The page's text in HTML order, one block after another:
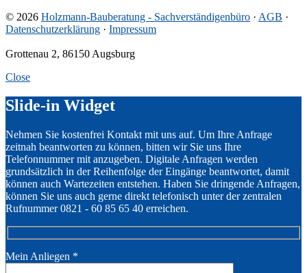
© 2026 Holzmann-Bauberatung - Sachverständigenbüro · AGB ·
Datenschutzerklärung · Impressum
Grottenau 2, 86150 Augsburg
Close
Slide-in Widget
Nehmen Sie kostenfrei Kontakt mit uns auf. Um Ihre Anfrage
zeitnah beantworten zu können, bitten wir Sie uns Ihre
Telefonnummer mit anzugeben. Digitale Anfragen werden
grundsätzlich in der Reihenfolge der Eingänge beantwortet, damit
können auch Wartezeiten entstehen. Haben Sie dringende Anfragen,
können Sie uns auch gerne direkt telefonisch unter der zentralen
Rufnummer 0821 - 60 85 65 40 erreichen.
Mein Anliegen *